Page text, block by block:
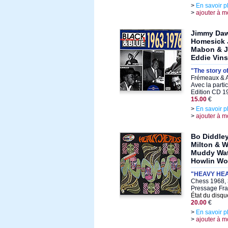
> En savoir
> ajouter à
Jimmy
Homesick
Mabon &
Eddie
"The story
Frémeaux &
Avec la
Edition CD
15.00 €
> En savoir
> ajouter à
Bo
Milton &
Muddy
Howlin
"HEAVY
Chess 1968,
Pressage
État du
20.00 €
> En savoir
> ajouter à